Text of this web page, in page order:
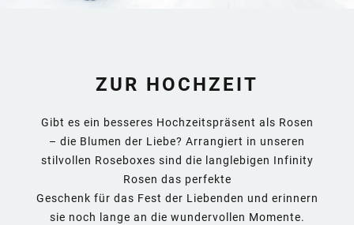
ZUR HOCHZEIT
Gibt es ein besseres Hochzeitspräsent als Rosen
– die Blumen der Liebe? Arrangiert in unseren
stilvollen Roseboxes sind die langlebigen Infinity
Rosen das perfekte
Geschenk für das Fest der Liebenden und erinnern
sie noch lange an die wundervollen Momente.